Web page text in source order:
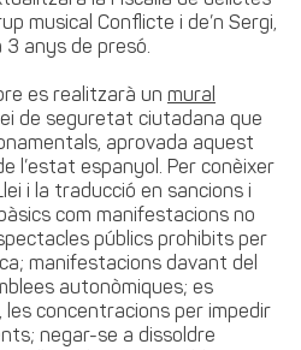
musical Conflicte i de’n Sergi,
anys de presó.
es realitzarà un mural
de seguretat ciutadana que
aprovada aquest
l’estat espanyol. Per conèixer
i la traducció en sancions i
com manifestacions no
públics prohibits per
manifestacions davant del
autonòmiques; es
les concentracions per impedir
negar-se a dissoldre